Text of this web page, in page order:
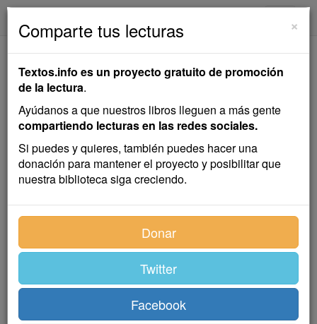
La Aventura del Ángel
Emilia Pardo Bazán
Cuento
Por falta menos grave que la de Luzbel, que no
alcanzó proporciones de «caída», un ángel fue
condenado a pena de destierro en el mundo. Tenía
que cumplirla por espacio de un año, lo cual supone
una inmensa suma de perdida felicidad; un año de
beatitud es un infinito de goces y bienes que no
pueden vislumbrar ni remotamente nuestros sentidos
groseros y nuestra mezquina imaginación. Sin
embargo, el ángel, sumiso y pesaroso de su yerro, no
×
Comparte tus lecturas
Textos.info es un proyecto gratuito de promoción
de la lectura.
Ayúdanos a que nuestros libros lleguen a más gente
compartiendo lecturas en las redes sociales.
Si puedes y quieres, también puedes hacer una
donación para mantener el proyecto y posibilitar que
nuestra biblioteca siga creciendo.
Donar
Twitter
Facebook